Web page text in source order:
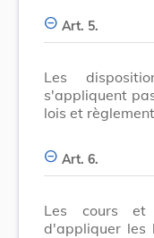
Art. 5.
Les
s'appliquent
lois et
Art. 6.
Les cours et
d'appliquer les